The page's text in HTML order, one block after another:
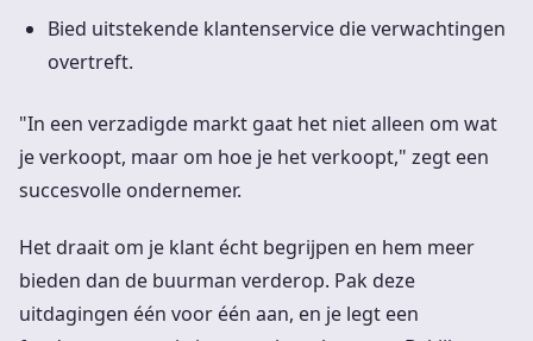
Bied uitstekende klantenservice die verwachtingen
overtreft.
"In een verzadigde markt gaat het niet alleen om wat
je verkoopt, maar om hoe je het verkoopt," zegt een
succesvolle ondernemer.
Het draait om je klant écht begrijpen en hem meer
bieden dan de buurman verderop. Pak deze
uitdagingen één voor één aan, en je legt een